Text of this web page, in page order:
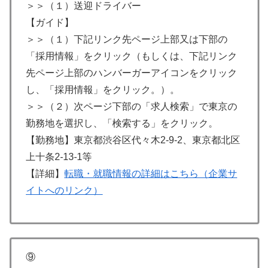
＞＞（１）送迎ドライバー
【ガイド】
＞＞（１）下記リンク先ページ上部又は下部の
「採用情報」をクリック（もしくは、下記リンク
先ページ上部のハンバーガーアイコンをクリック
し、「採用情報」をクリック。）。
＞＞（２）次ページ下部の「求人検索」で東京の
勤務地を選択し、「検索する」をクリック。
【勤務地】東京都渋谷区代々木2-9-2、東京都北区
上十条2-13-1等
【詳細】 転職・就職情報の詳細はこちら（企業サ
イトへのリンク）
⑨